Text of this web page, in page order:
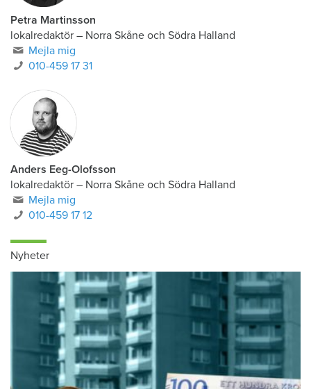
Petra Martinsson
lokalredaktör – Norra Skåne och Södra Halland
Mejla mig
010-459 17 31
Anders Eeg-Olofsson
lokalredaktör – Norra Skåne och Södra Halland
Mejla mig
010-459 17 12
Nyheter